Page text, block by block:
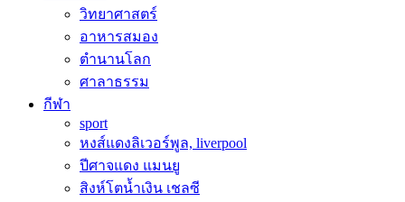
วิทยาศาสตร์
อาหารสมอง
ตำนานโลก
ศาลาธรรม
กีฬา
sport
หงส์แดงลิเวอร์พูล, liverpool
ปีศาจแดง แมนยู
สิงห์โตน้ำเงิน เชลซี